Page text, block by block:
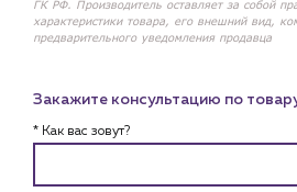
ГК РФ. Производитель оставляет за собой
характеристики товара, его внешний вид,
предварительного уведомления продавца
Закажите консультацию по
* Как вас зовут?